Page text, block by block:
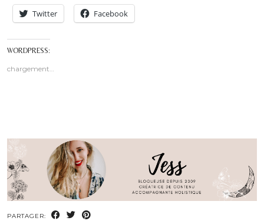
Twitter Facebook
WORDPRESS:
chargement…
PARTAGER: